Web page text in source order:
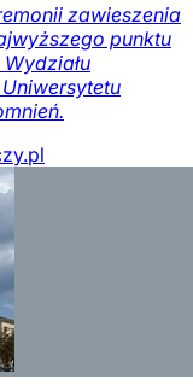
zawieszenia
punktu